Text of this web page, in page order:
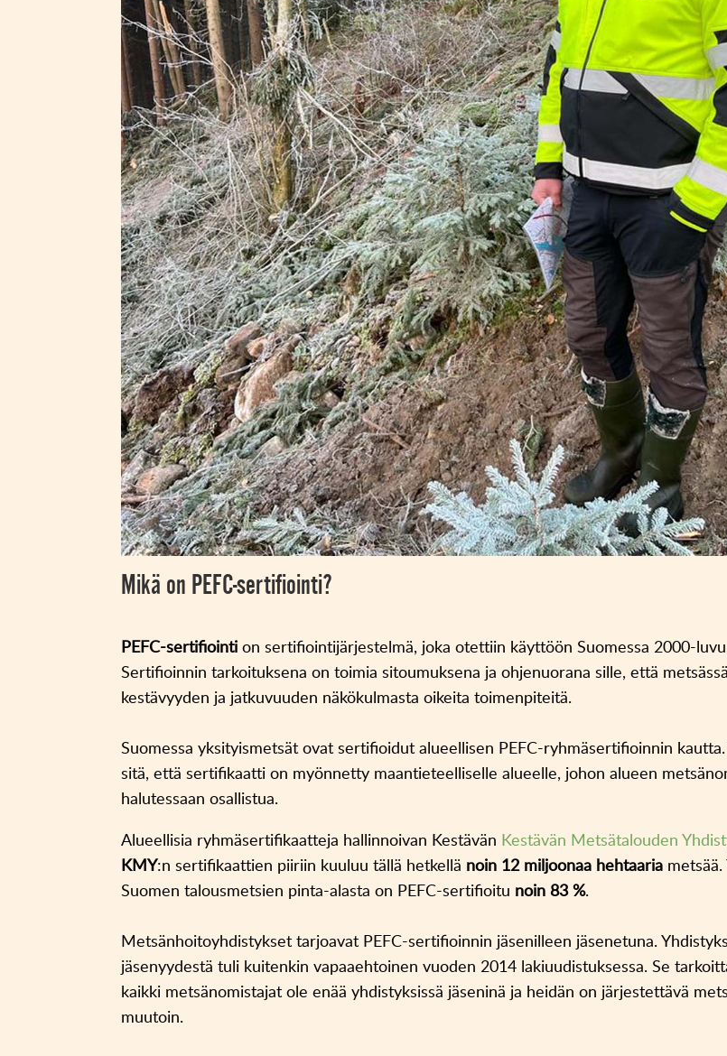
Mikä on PEFC-sertifiointi?
PEFC-sertifiointi on sertifiointijärjestelmä, joka otettiin käyttöön Suomessa 2000-
Sertifioinnin tarkoituksena on toimia sitoumuksena ja ohjenuorana sille, että
kestävyyden ja jatkuvuuden näkökulmasta oikeita toimenpiteitä.
Suomessa yksityismetsät ovat sertifioidut alueellisen PEFC-ryhmäsertifioinnin
sitä, että sertifikaatti on myönnetty maantieteelliselle alueelle, johon alueen
halutessaan osallistua.
Alueellisia ryhmäsertifikaatteja hallinnoivan Kestävän Kestävän Metsätalouden
KMY:n sertifikaattien piiriin kuuluu tällä hetkellä noin 12 miljoonaa hehtaaria
Suomen talousmetsien pinta-alasta on PEFC-sertifioitu noin 83 %.
Metsänhoitoyhdistykset tarjoavat PEFC-sertifioinnin jäsenilleen jäsenetuna.
jäsenyydestä tuli kuitenkin vapaaehtoinen vuoden 2014 lakiuudistuksessa. Se
kaikki metsänomistajat ole enää yhdistyksissä jäseninä ja heidän on järjestettävä
muutoin.